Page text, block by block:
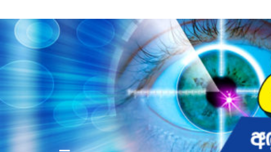
to
contentvinivida.lk